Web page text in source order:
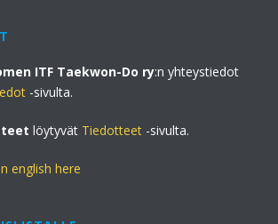
ITF Taekwon-Do ry:n yhteystiedot
-sivulta.
löytyvät Tiedotteet -sivulta.
english here